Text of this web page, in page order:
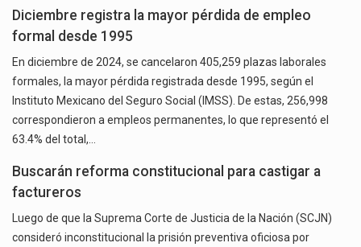
Diciembre registra la mayor pérdida de empleo
formal desde 1995
En diciembre de 2024, se cancelaron 405,259 plazas laborales
formales, la mayor pérdida registrada desde 1995, según el
Instituto Mexicano del Seguro Social (IMSS). De estas, 256,998
correspondieron a empleos permanentes, lo que representó el
63.4% del total,…
Buscarán reforma constitucional para castigar a
factureros
Luego de que la Suprema Corte de Justicia de la Nación (SCJN)
consideró inconstitucional la prisión preventiva oficiosa por